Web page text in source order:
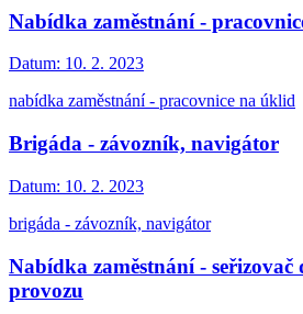
Nabídka zaměstnání -
Datum: 10. 2. 2023
nabídka zaměstnání - pracovnice na úklid
Brigáda - závozník, navigátor
Datum: 10. 2. 2023
brigáda - závozník, navigátor
Nabídka zaměstnání - seřizovač
provozu